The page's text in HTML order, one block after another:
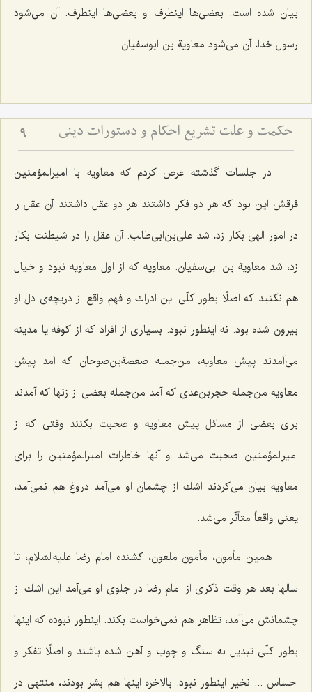
بیان شده است. بعضی‌ها اینطرف و بعضی‌ها اینطرف. آن می‌شود
رسول خدا، آن می‌شود معاویة بن ابوسفیان.
حکمت و علت تشریع احکام و دستورات دینی 9
در جلسات گذشته عرض كردم كه معاویه با امیرالمؤمنین
فرقش این بود كه هر دو فكر داشتند هر دو عقل داشتند آن عقل را
در امور الهی بكار زد، شد علی‌بن‌ابی‌طالب. آن عقل را در شیطنت بكار
زد، شد معاویة بن ابی‌سفیان. معاویه كه از اول معاویه نبود و خیال
هم نكنید كه اصلًا بطور كلّی این ادراك و فهم واقع از دریچه‌ی دل او
بیرون شده بود. نه اینطور نبود. بسیاری از افراد كه از كوفه یا مدینه
می‌آمدند پیش معاویه، من‌جمله صعصةبن‌صوحان كه آمد پیش
معاویه من‌جمله حجربن‌عدی كه آمد من‌جمله بعضی از زنها كه آمدند
برای بعضی از مسائل پیش معاویه و صحبت بكنند وقتی كه از
امیرالمؤمنین صحبت می‌شد و آنها خاطرات امیرالمؤمنین را برای
معاویه بیان می‌كردند اشك از چشمان او می‌آمد دروغ هم نمی‌آمد،
یعنی واقعاً متأثّر می‌شد.
همین مأمون، مأمونِ ملعون، كشنده امام رضا علیه‌السّلام، تا
سالها بعد هر وقت ذكری از امام رضا در جلوی او می‌آمد این اشك از
چشمانش می‌آمد، تظاهر هم نمی‌خواست بكند. اینطور نبوده كه اینها
بطور كلّی تبدیل به سنگ و چوب و آهن شده باشند و اصلًا تفكر و
احساس ... نخیر اینطور نبود. بالاخره اینها هم بشر بودند، منتهی در